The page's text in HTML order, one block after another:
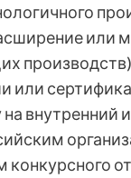
или
или
на внутренний
конкурсного